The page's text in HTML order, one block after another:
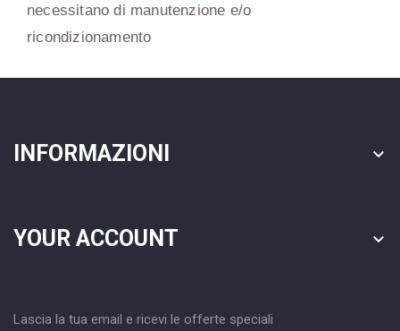
necessitano di manutenzione e/o
ricondizionamento
INFORMAZIONI 
YOUR ACCOUNT 
Lascia la tua email e ricevi le offerte speciali